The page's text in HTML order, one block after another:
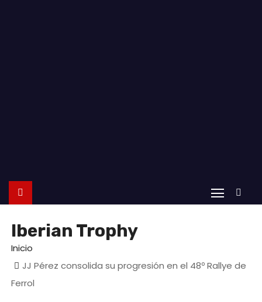
Iberian Trophy
Inicio
JJ Pérez consolida su progresión en el 48º Rallye de
Ferrol